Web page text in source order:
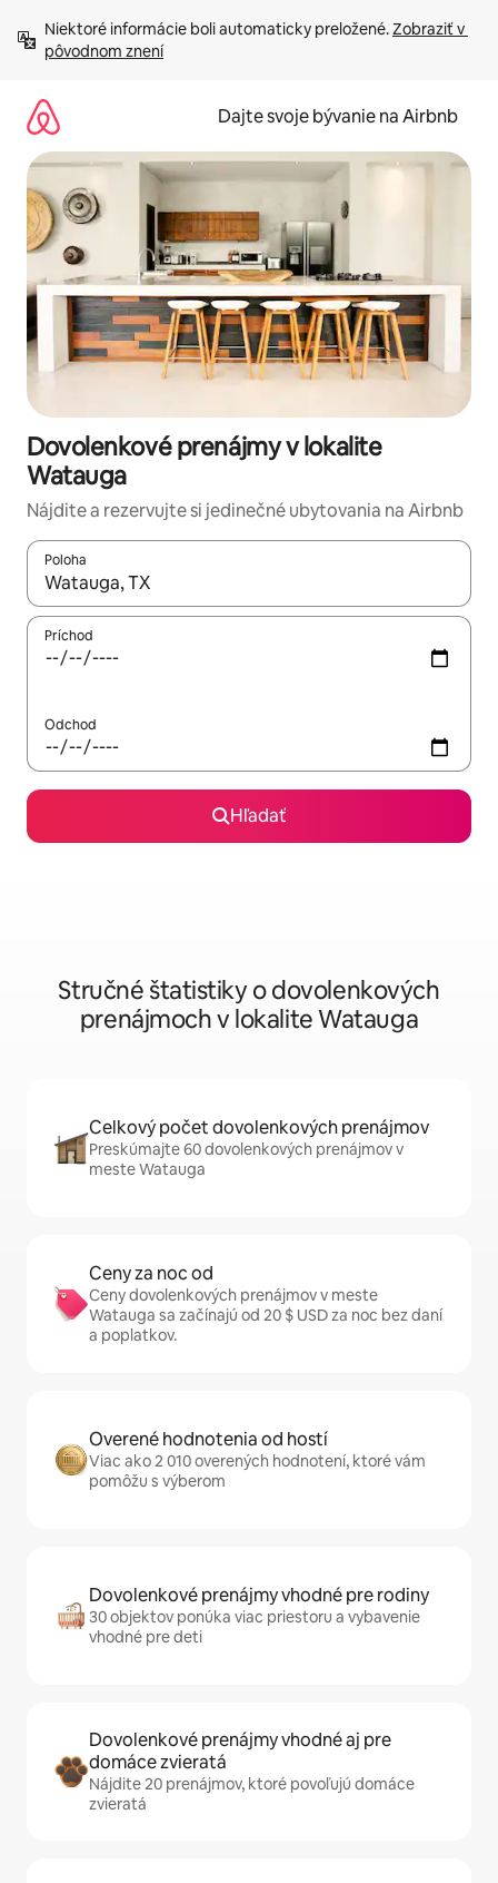
obsah.
Niektoré informácie boli automaticky preložené. Zobraziť v
pôvodnom znení
Dajte svoje bývanie na Airbnb
Dovolenkové prenájmy v lokalite
Watauga
Nájdite a rezervujte si jedinečné ubytovania na Airbnb
Poloha
Keď budú výsledky k dispozícii, môžete si ich prechádzať
Príchod
Odchod
Hľadať
Stručné štatistiky o dovolenkových
prenájmoch v lokalite Watauga
Celkový počet dovolenkových prenájmov
Preskúmajte 60 dovolenkových prenájmov v
meste Watauga
Ceny za noc od
Ceny dovolenkových prenájmov v meste
Watauga sa začínajú od 20 $ USD za noc bez daní
a poplatkov.
Overené hodnotenia od hostí
Viac ako 2 010 overených hodnotení, ktoré vám
pomôžu s výberom
Dovolenkové prenájmy vhodné pre rodiny
30 objektov ponúka viac priestoru a vybavenie
vhodné pre deti
Dovolenkové prenájmy vhodné aj pre
domáce zvieratá
Nájdite 20 prenájmov, ktoré povoľujú domáce
zvieratá